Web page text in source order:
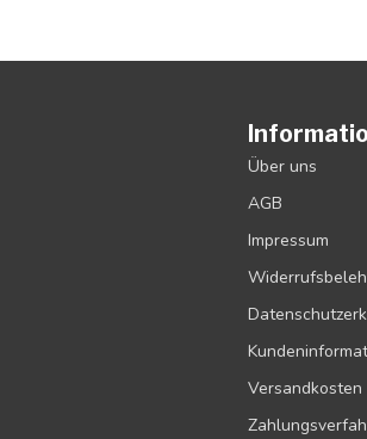
Über uns
AGB
Impressum
Versandkosten